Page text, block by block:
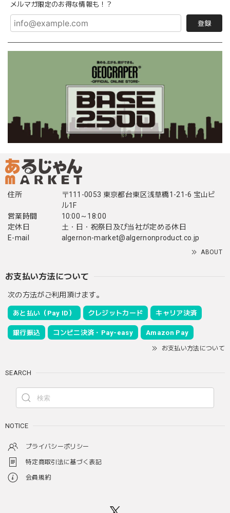
メルマガ限定のお得な情報も！？
登録
住所
〒111-0053 東京都台東区浅草橋1-21-6 宝山ビ
ル1F
営業時間
10:00～18:00
定休日
土・日・祝祭日及び当社が定める休日
E-mail
algernon-market@algernonproduct.co.jp
ABOUT
お支払い方法について
次の方法がご利用頂けます。
あと払い（Pay ID） クレジットカード キャリア決済
銀行振込 コンビニ決済・Pay-easy Amazon Pay
お支払い方法について
SEARCH
NOTICE
プライバシーポリシー
特定商取引法に基づく表記
会員規約